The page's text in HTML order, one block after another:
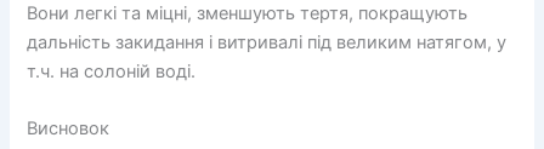
Вони легкі та міцні, зменшують тертя, покращують
дальність закидання і витривалі під великим натягом, у
т.ч. на солоній воді.
Висновок